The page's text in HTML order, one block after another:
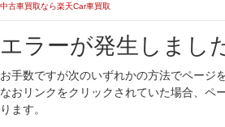
中古車買取なら楽天Car車買取
エラーが発生しまし
お手数ですが次のいずれかの方法でページ
なおリンクをクリックされていた場合、ペ
ります。